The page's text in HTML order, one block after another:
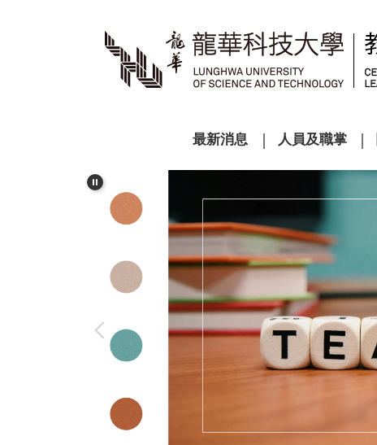
最新消息 人員及職掌